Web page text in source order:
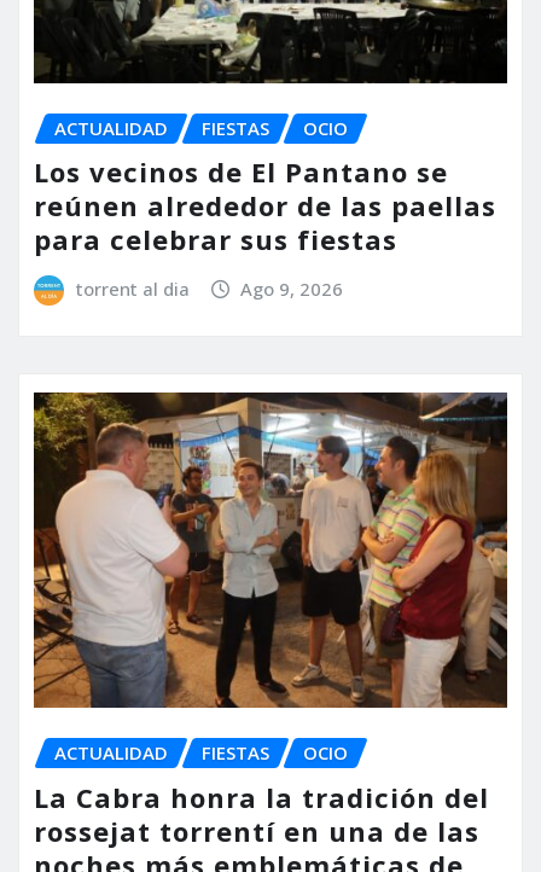
ACTUALIDAD FIESTAS OCIO
Los vecinos de El Pantano se
reúnen alrededor de las paellas
para celebrar sus fiestas
torrent al dia Ago 9, 2026
ACTUALIDAD FIESTAS OCIO
La Cabra honra la tradición del
rossejat torrentí en una de las
noches más emblemáticas de